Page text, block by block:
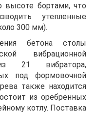
бортами, что
утепленные
300 мм).
бетона столы
вибрационной
21 вибратора,
под формовочной
также находится
из оребренных
котлу. Поставка